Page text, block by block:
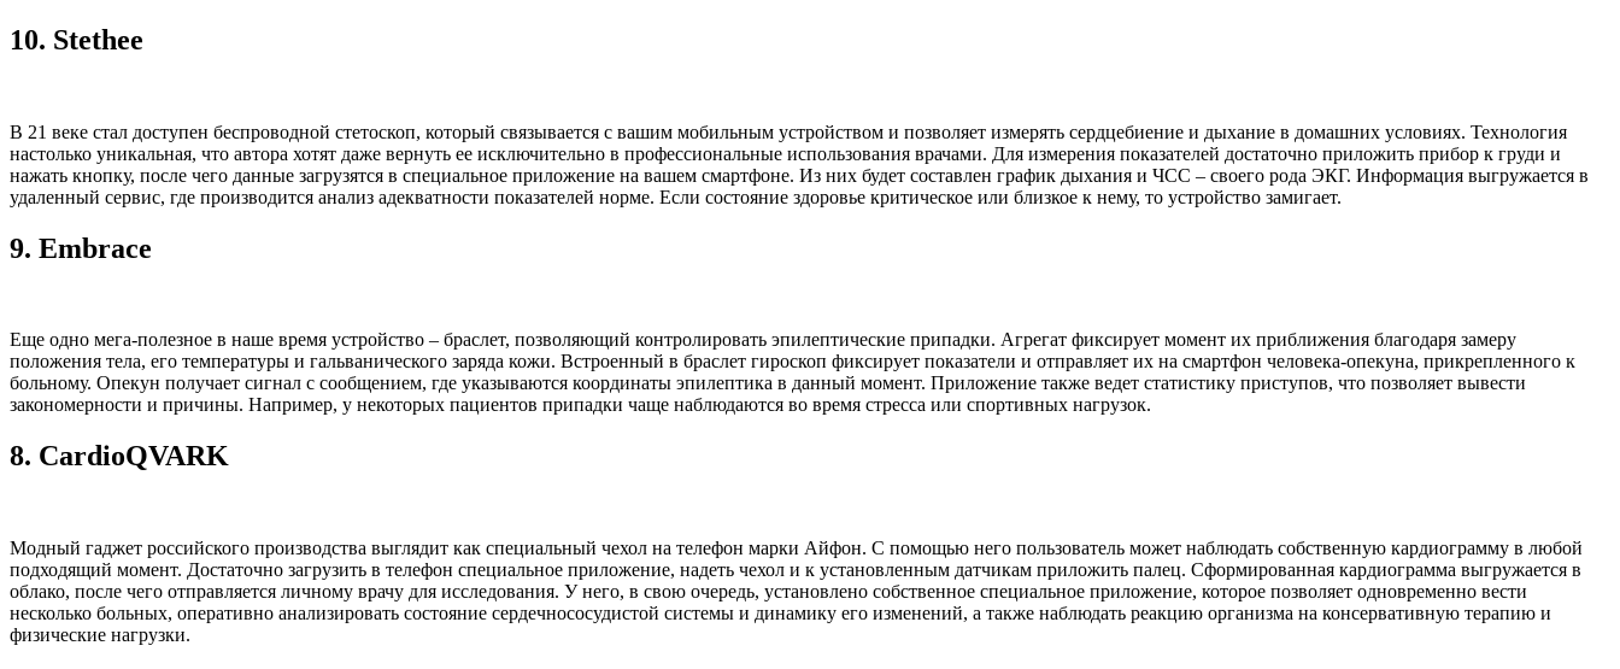
10. Stethee
В 21 веке стал доступен беспроводной стетоскоп, который связывается с вашим мобильным устройством и позволяет измерять сердцебиение и дыхание в домашних условиях. Технология
настолько уникальная, что автора хотят даже вернуть ее исключительно в профессиональные использования врачами. Для измерения показателей достаточно приложить прибор к груди и
нажать кнопку, после чего данные загрузятся в специальное приложение на вашем смартфоне. Из них будет составлен график дыхания и ЧСС – своего рода ЭКГ. Информация выгружается в
удаленный сервис, где производится анализ адекватности показателей норме. Если состояние здоровье критическое или близкое к нему, то устройство замигает.
9. Embrace
Еще одно мега-полезное в наше время устройство – браслет, позволяющий контролировать эпилептические припадки. Агрегат фиксирует момент их приближения благодаря замеру
положения тела, его температуры и гальванического заряда кожи. Встроенный в браслет гироскоп фиксирует показатели и отправляет их на смартфон человека-опекуна, прикрепленного к
больному. Опекун получает сигнал с сообщением, где указываются координаты эпилептика в данный момент. Приложение также ведет статистику приступов, что позволяет вывести
закономерности и причины. Например, у некоторых пациентов припадки чаще наблюдаются во время стресса или спортивных нагрузок.
8. CardioQVARK
Модный гаджет российского производства выглядит как специальный чехол на телефон марки Айфон. С помощью него пользователь может наблюдать собственную кардиограмму в любой
подходящий момент. Достаточно загрузить в телефон специальное приложение, надеть чехол и к установленным датчикам приложить палец. Сформированная кардиограмма выгружается в
облако, после чего отправляется личному врачу для исследования. У него, в свою очередь, установлено собственное специальное приложение, которое позволяет одновременно вести
несколько больных, оперативно анализировать состояние сердечнососудистой системы и динамику его изменений, а также наблюдать реакцию организма на консервативную терапию и
физические нагрузки.